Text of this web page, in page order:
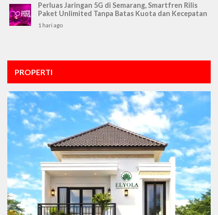
Perluas Jaringan 5G di Semarang, Smartfren Rilis
Paket Unlimited Tanpa Batas Kuota dan Kecepatan
1 hari ago
PROPERTI